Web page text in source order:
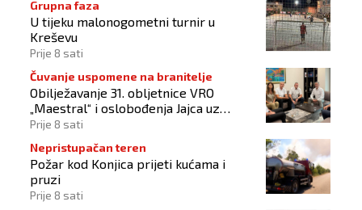
Grupna faza
U tijeku malonogometni turnir u
Kreševu
Prije 8 sati
Čuvanje uspomene na branitelje
Obilježavanje 31. obljetnice VRO
„Maestral“ i oslobođenja Jajca uz
pokroviteljstvo HNS-a BiH
Prije 8 sati
Nepristupačan teren
Požar kod Konjica prijeti kućama i
pruzi
Prije 8 sati